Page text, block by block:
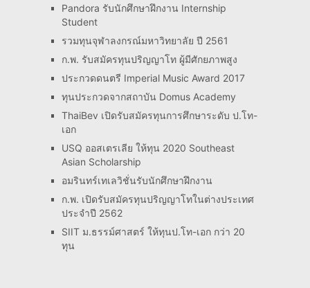
Pandora รับนักศึกษาฝึกงาน Internship
Student
รวมทุนจุฬาลงกรณ์มหาวิทยาลัย ปี 2561
ก.พ. รับสมัครทุนปริญญาโท ผู้มีศักยภาพสูง
ประกวดดนตรี Imperial Music Award 2017
ทุนประกวดจากสถาบัน Domus Academy
ThaiBev เปิดรับสมัครทุนการศึกษาระดับ ป.โท-
เอก
USQ ออสเตรเลีย ให้ทุน 2020 Southeast
Asian Scholarship
อมรินทร์เทเลวิชั่นรับนักศึกษาฝึกงาน
ก.พ. เปิดรับสมัครทุนปริญญาโทในต่างประเทศ
ประจำปี 2562
SIIT ม.ธรรม์ศาสตร์ ให้ทุนป.โท-เอก กว่า 20
ทุน